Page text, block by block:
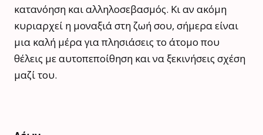
κατανόηση και αλληλοσεβασμός. Κι αν ακόμη
κυριαρχεί η μοναξιά στη ζωή σου, σήμερα είναι
μια καλή μέρα για πλησιάσεις το άτομο που
θέλεις με αυτοπεποίθηση και να ξεκινήσεις σχέση
μαζί του.